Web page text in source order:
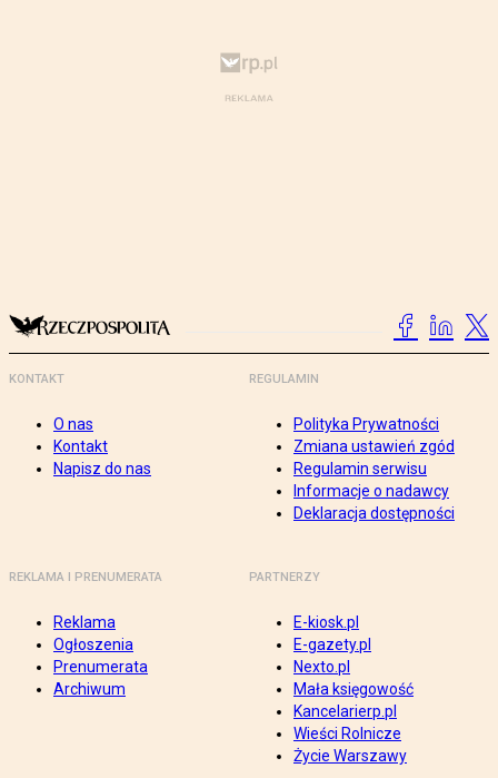
KONTAKT
O nas
Kontakt
Napisz do nas
REGULAMIN
Polityka Prywatności
Zmiana ustawień zgód
Regulamin serwisu
Informacje o nadawcy
Deklaracja dostępności
REKLAMA I PRENUMERATA
Reklama
Ogłoszenia
Prenumerata
Archiwum
PARTNERZY
E-kiosk.pl
E-gazety.pl
Nexto.pl
Mała księgowość
Kancelarierp.pl
Wieści Rolnicze
Życie Warszawy